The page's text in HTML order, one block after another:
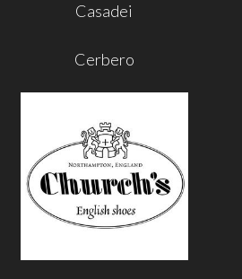
Casadei
Cerbero